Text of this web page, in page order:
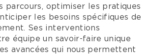
parcours, optimiser les pratiques
les besoins spécifiques de
Ses interventions
équipe un savoir-faire unique
avancées qui nous permettent